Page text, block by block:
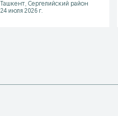
Ташкент, Сергелийский район
24 июля 2026 г.